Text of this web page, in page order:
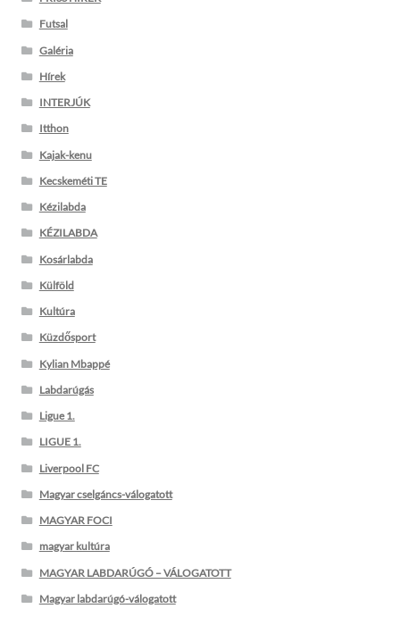
Futsal
Galéria
Hírek
INTERJÚK
Itthon
Kajak-kenu
Kecskeméti TE
Kézilabda
KÉZILABDA
Kosárlabda
Külföld
Kultúra
Küzdősport
Kylian Mbappé
Labdarúgás
Ligue 1.
LIGUE 1.
Liverpool FC
Magyar cselgáncs-válogatott
MAGYAR FOCI
magyar kultúra
MAGYAR LABDARÚGÓ – VÁLOGATOTT
Magyar labdarúgó-válogatott